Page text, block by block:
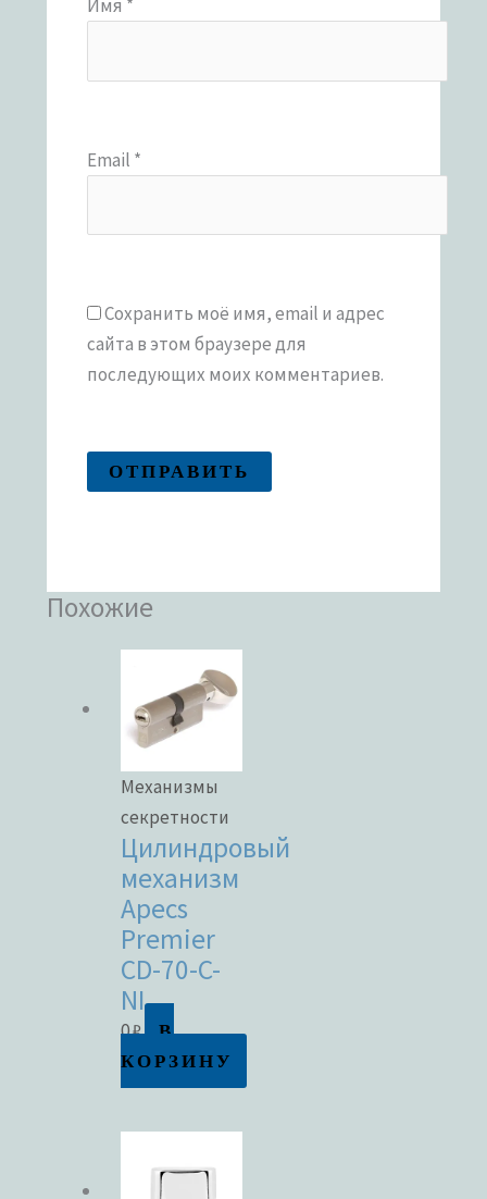
Имя *
Email *
Сохранить моё имя, email и адрес
сайта в этом браузере для
последующих моих комментариев.
Похожие
Механизмы
секретности
Цилиндровый
механизм
Apecs
Premier
CD-70-C-
NI
0₽
В
КОРЗИНУ